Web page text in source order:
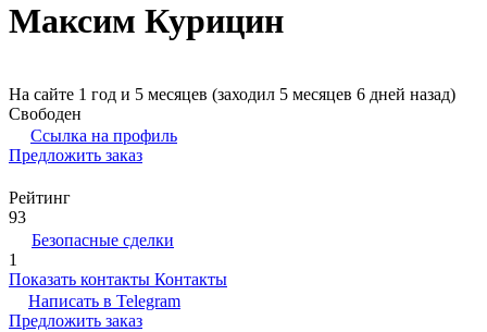
Максим Курицин
На сайте 1 год и 5 месяцев (заходил 5 месяцев 6 дней назад)
Свободен
Ссылка на профиль
Предложить заказ
Рейтинг
93
Безопасные сделки
1
Показать контакты Контакты
Написать в Telegram
Предложить заказ